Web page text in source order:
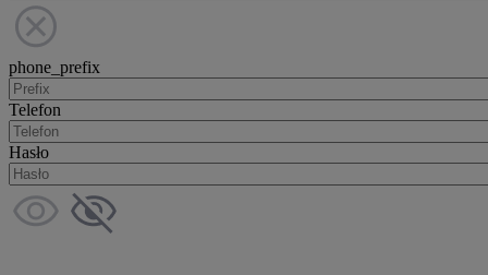
phone_prefix
Telefon
Hasło